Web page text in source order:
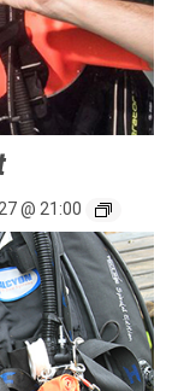
@ 21:00